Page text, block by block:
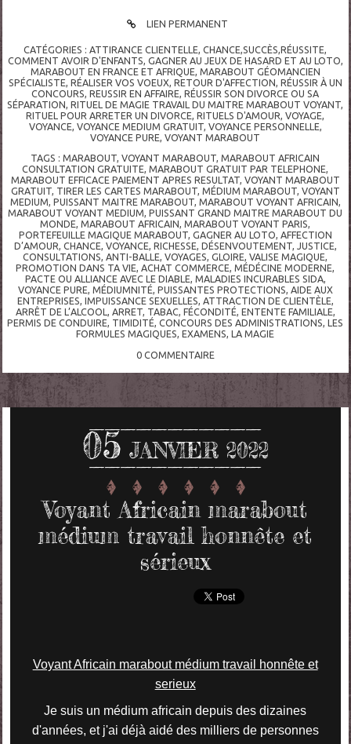
LIEN PERMANENT
CATÉGORIES :ATTIRANCE CLIENTELLE,CHANCE,SUCCÈS,RÉUSSITE,
COMMENT AVOIR D'ENFANTS, GAGNER AU JEUX DE HASARD ET AU LOTO,
MARABOUT EN FRANCE ET AFRIQUE, MARABOUT GÉOMANCIEN
SPÉCIALISTE, RÉALISER VOS VOEUX, RETOUR D'AFFECTION, RÉUSSIR À UN
CONCOURS,REUSSIR EN AFFAIRE,RÉUSSIR SON DIVORCE OU SA
SÉPARATION,RITUEL DE MAGIE TRAVAIL DU MAITRE MARABOUT VOYANT,
RITUEL POUR ARRETER UN DIVORCE,RITUELS D'AMOUR,VOYAGE,
VOYANCE, VOYANCE MEDIUM GRATUIT, VOYANCE PERSONNELLE,
VOYANCE PURE,VOYANT MARABOUT
TAGS :MARABOUT,VOYANT MARABOUT,MARABOUT AFRICAIN
CONSULTATION GRATUITE,MARABOUT GRATUIT PAR TELEPHONE,
MARABOUT EFFICACE PAIEMENT APRES RESULTAT, VOYANT MARABOUT
GRATUIT, TIRER LES CARTES MARABOUT, MÉDIUM MARABOUT, VOYANT
MEDIUM, PUISSANT MAITRE MARABOUT, MARABOUT VOYANT AFRICAIN,
MARABOUT VOYANT MEDIUM,PUISSANT GRAND MAITRE MARABOUT DU
MONDE,MARABOUT AFRICAIN,MARABOUT VOYANT PARIS,
PORTEFEUILLE MAGIQUE MARABOUT, GAGNER AU LOTO, AFFECTION
D’AMOUR, CHANCE, VOYANCE, RICHESSE, DÉSENVOUTEMENT, JUSTICE,
CONSULTATIONS,ANTI-BALLE,VOYAGES,GLOIRE,VALISE MAGIQUE,
PROMOTION DANS TA VIE,ACHAT COMMERCE,MÉDÉCINE MODERNE,
PACTE OU ALLIANCE AVEC LE DIABLE, MALADIES INCURABLES SIDA,
VOYANCE PURE, MÉDIUMNITÉ, PUISSANTES PROTECTIONS, AIDE AUX
ENTREPRISES, IMPUISSANCE SEXUELLES, ATTRACTION DE CLIENTÈLE,
ARRÊT DE L’ALCOOL , ARRET, TABAC, FÉCONDITÉ, ENTENTE FAMILIALE,
PERMIS DE CONDUIRE, TIMIDITÉ,CONCOURS DES ADMINISTRATIONS,LES
FORMULES MAGIQUES,EXAMENS,LA MAGIE
0 COMMENTAIRE
05 JANVIER 2022
Voyant Africain marabout
médium travail honnête et
sérieux
Voyant Africain marabout médium travail honnête et
serieux
Je suis un médium africain depuis des dizaines
d'années, et j'ai déjà aidé des milliers de personnes